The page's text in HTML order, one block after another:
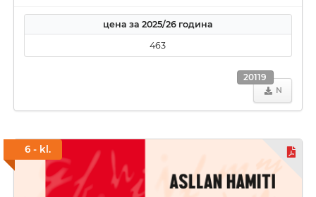
цена за 2025/26 година
463
N
20119
6 - kl.